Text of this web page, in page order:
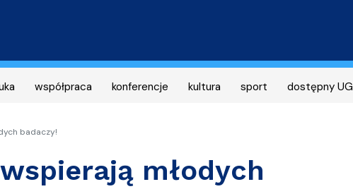
współpraca konferencje kultura sport dostępny UG
badaczy!
młodych